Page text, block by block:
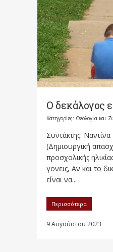
Ο δεκάλογος
Κατηγορίες: Θεολογία και
Συντάκτης:
(Δημιουργική
προσχολικής
γονεις, Αν και το
είναι να...
Περισσότερα
9 Αυγούστου 2023